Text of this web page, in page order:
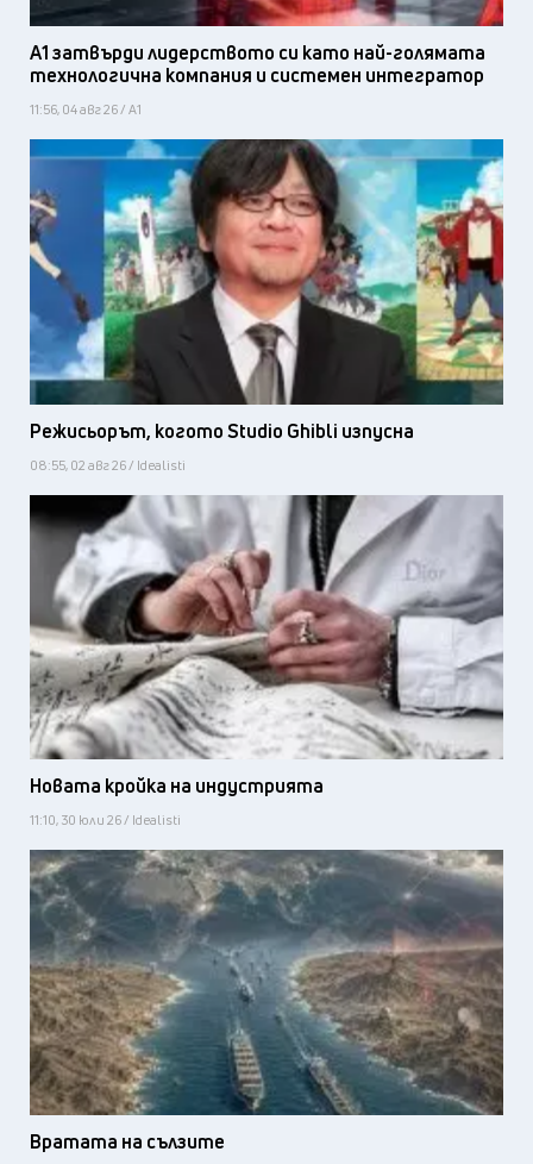
А1 затвърди лидерството си като най-голямата
технологична компания и системен интегратор
11:56, 04 авг 26 / А1
Режисьорът, когото Studio Ghibli изпусна
08:55, 02 авг 26 / Idealisti
Новата кройка на индустрията
11:10, 30 юли 26 / Idealisti
Вратата на сълзите